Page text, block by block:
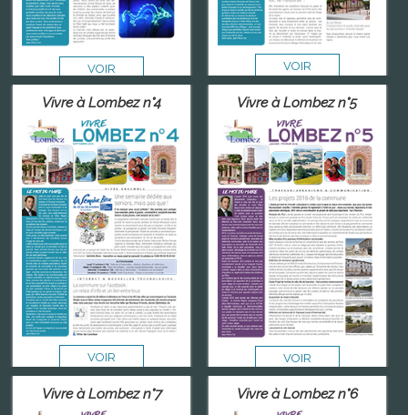
VOIR VOIR
Vivre à Lombez n°4
VOIR
Vivre à Lombez n°5
VOIR
Vivre à Lombez n°7 Vivre à Lombez n°6